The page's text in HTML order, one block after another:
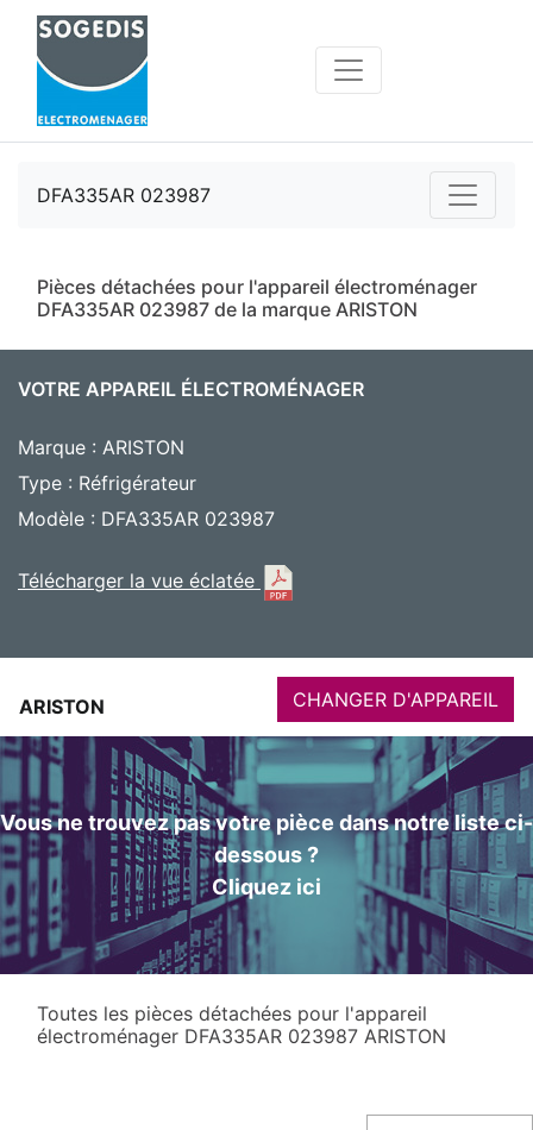
DFA335AR 023987
Pièces détachées pour l'appareil électroménager
DFA335AR 023987 de la marque ARISTON
VOTRE APPAREIL ÉLECTROMÉNAGER
Marque : ARISTON
Type : Réfrigérateur
Modèle : DFA335AR 023987
Télécharger la vue éclatée
ARISTON CHANGER D'APPAREIL
Vous ne trouvez pas votre pièce dans notre liste ci-
dessous ?
Cliquez ici
Toutes les pièces détachées pour l'appareil
électroménager DFA335AR 023987 ARISTON